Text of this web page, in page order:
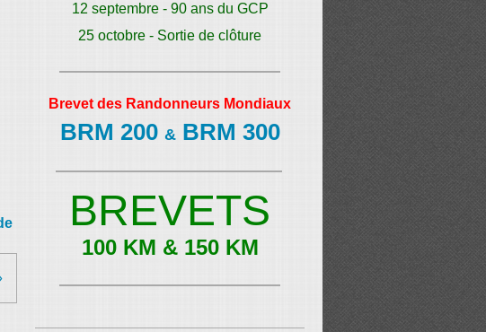
12 septembre - 90 ans du GCP
25 octobre - Sortie de clôture
Brevet des Randonneurs Mondiaux
BRM 200 &BRM 300
BREVETS
100 KM & 150 KM